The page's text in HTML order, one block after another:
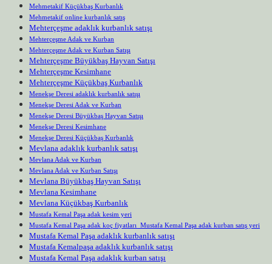
Mehmetakif Küçükbaş Kurbanlık
Mehmetakif online kurbanlık satış
Mehterçeşme adaklık kurbanlık satışı
Mehterçeşme Adak ve Kurban
Mehterçeşme Adak ve Kurban Satışı
Mehterçeşme Büyükbaş Hayvan Satışı
Mehterçeşme Kesimhane
Mehterçeşme Küçükbaş Kurbanlık
Menekşe Deresi adaklık kurbanlık satışı
Menekşe Deresi Adak ve Kurban
Menekşe Deresi Büyükbaş Hayvan Satışı
Menekşe Deresi Kesimhane
Menekşe Deresi Küçükbaş Kurbanlık
Mevlana adaklık kurbanlık satışı
Mevlana Adak ve Kurban
Mevlana Adak ve Kurban Satışı
Mevlana Büyükbaş Hayvan Satışı
Mevlana Kesimhane
Mevlana Küçükbaş Kurbanlık
Mustafa Kemal Paşa adak kesim yeri
Mustafa Kemal Paşa adak koç fiyatları Mustafa Kemal Paşa adak kurban satış yeri
Mustafa Kemal Paşa adaklık kurbanlık satışı
Mustafa Kemalpaşa adaklık kurbanlık satışı
Mustafa Kemal Paşa adaklık kurban satışı